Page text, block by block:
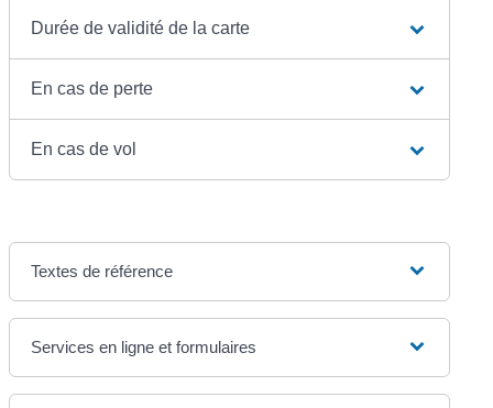
Durée de validité de la carte
En cas de perte
En cas de vol
Textes de référence
Services en ligne et formulaires